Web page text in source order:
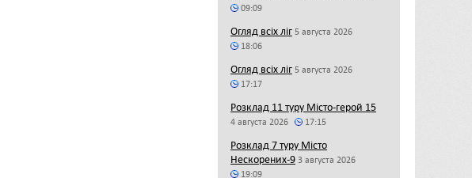
09:09
Огляд всіх ліг 5 августа 2026
18:06
Огляд всіх ліг 5 августа 2026
17:17
Розклад 11 туру Місто-герой 15
4 августа 2026 17:15
Розклад 7 туру Місто
Нескорених-9 3 августа 2026
19:09